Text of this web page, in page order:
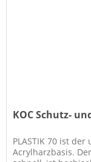
KOC Schutz-
PLASTIK 70 ist
Acrylharzbasis.